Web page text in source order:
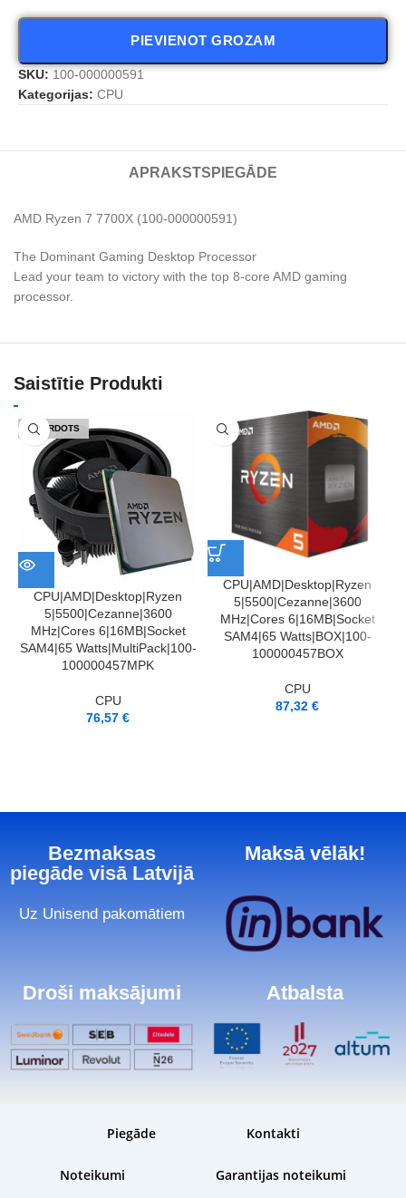
PIEVIENOT GROZAM
SKU: 100-000000591
Kategorijas: CPU
APRAKSTS PIEGĀDE
AMD Ryzen 7 7700X (100-000000591)
The Dominant Gaming Desktop Processor
Lead your team to victory with the top 8-core AMD gaming
processor.
Saistītie Produkti
IZPĀRDOTS
CPU|AMD|Desktop|Ryzen
5|5500|Cezanne|3600
MHz|Cores 6|16MB|Socket
SAM4|65 Watts|MultiPack|100-
100000457MPK
CPU
76,57€
CPU|AMD|Desktop|Ryzen
5|5500|Cezanne|3600
MHz|Cores 6|16MB|Socket
SAM4|65 Watts|BOX|100-
100000457BOX
CPU
87,32€
Bezmaksas
piegāde visā Latvijā
Uz Unisend pakomātiem
Maksā vēlāk!
Droši maksājumi Atbalsta
Piegāde Kontakti
Noteikumi Garantijas noteikumi